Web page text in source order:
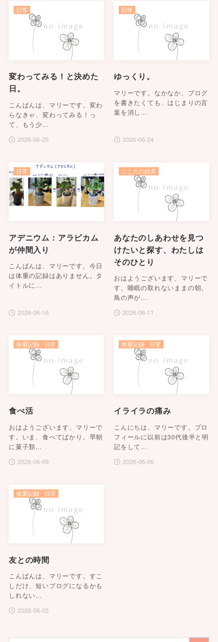
変わってみる！と決めた
日。
こんばんは、マリーです。変わ
らなきゃ、変わってみる！っ
て、もう少…
2026-06-25
日常
ゆっくり。
マリーです。なかなか、ブログ
を書きたくても、はじまりの言
葉を消し…
2026-06-24
日常
アデニウム：アラビカム
が仲間入り
こんばんは、マリーです。今日
は体重の記録はありません。タ
イトルに…
2026-06-16
日常
あなたのしあわせを見つ
けたいと探す、わたしは
そのひとり
おはようございます、マリーで
す。睡眠の取れないままの朝。
鳥の声が…
2026-06-11
こころの絵具
食べ活
おはようございます、マリーで
す。いま、食べてばかり。早朝
に菓子類…
2026-06-09
体重記録 日常
イライラの痛み
こんにちは、マリーです。プロ
フィールに以前は30代後半と明
記をして…
2026-06-06
体重記録 日常
友との時間
こんばんは、マリーです。すこ
しだけ、短いブログになるかも
しれない…
2026-06-03
体重記録 日常